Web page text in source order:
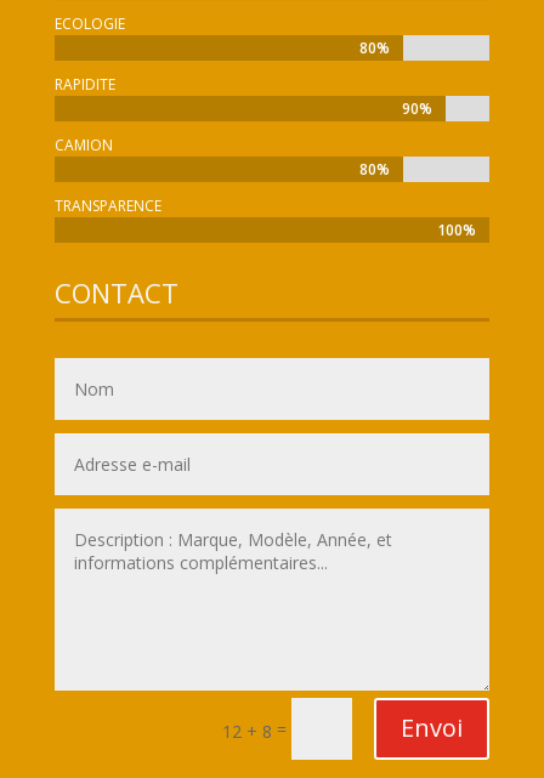
ECOLOGIE
80%
80%
RAPIDITE
90%
90%
CAMION
80%
80%
TRANSPARENCE
100%
100%
CONTACT
12 + 8 = Envoi